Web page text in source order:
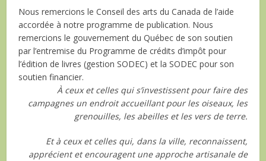
Nous remercions le Conseil des arts du Canada de l’aide
accordée à notre programme de publication. Nous
remercions le gouvernement du Québec de son soutien
par l’entremise du Programme de crédits d’impôt pour
l’édition de livres (gestion SODEC) et la SODEC pour son
soutien financier.
À ceux et celles qui s’investissent pour faire des
campagnes un endroit accueillant pour les oiseaux, les
grenouilles, les abeilles et les vers de terre.
Et à ceux et celles qui, dans la ville, reconnaissent,
apprécient et encouragent une approche artisanale de